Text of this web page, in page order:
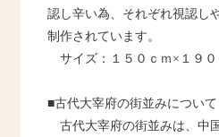
認し辛い為、それぞれ視認し
制作されています。
サイズ：１５０ｃｍ×１９０
■古代大宰府の街並みについて
古代大宰府の街並みは、中